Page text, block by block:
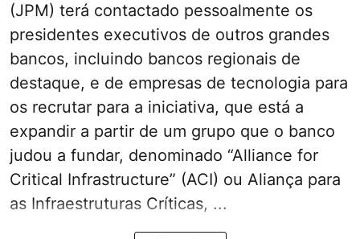
(JPM) terá contactado pessoalmente os
presidentes executivos de outros grandes
bancos, incluindo bancos regionais de
destaque, e de empresas de tecnologia para
os recrutar para a iniciativa, que está a
expandir a partir de um grupo que o banco
judou a fundar, denominado “Alliance for
Critical Infrastructure” (ACI) ou Aliança para
as Infraestruturas Críticas, ...